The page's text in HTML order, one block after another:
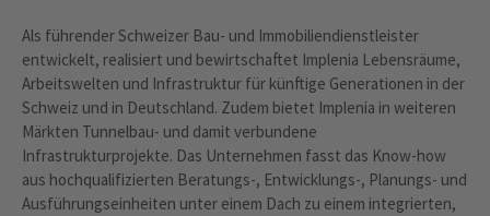
Als führender Schweizer Bau- und Immobiliendienstleister
entwickelt, realisiert und bewirtschaftet Implenia Lebensräume,
Arbeitswelten und Infrastruktur für künftige Generationen in der
Schweiz und in Deutschland. Zudem bietet Implenia in weiteren
Märkten Tunnelbau- und damit verbundene
Infrastrukturprojekte. Das Unternehmen fasst das Know-how
aus hochqualifizierten Beratungs-, Entwicklungs-, Planungs- und
Ausführungseinheiten unter einem Dach zu einem integrierten,